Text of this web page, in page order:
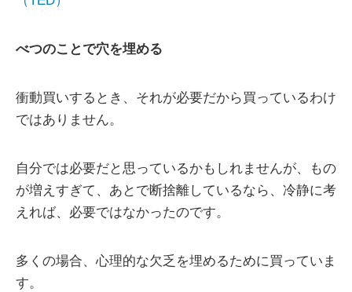
べつのことで穴を埋める
衝動買いするとき、それが必要だから買っているわけ
ではありません。
自分では必要だと思っているかもしれませんが、もの
が増えすぎて、あとで断捨離しているなら、冷静に考
えれば、必要ではなかったのです。
多くの場合、心理的な欠乏を埋めるために買っていま
す。